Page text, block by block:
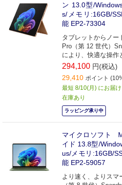
ン 13.0型/
s/メモリ:16GB/
能 EP2-73304
タブレットからノ
Pro（第 12 世代）
により、快適な操作
テリーで外出先でも
294,100 円(税込)
29,410 ポイント
最短 8/10(月) にお届け
在庫あり
ラッピング承り中
マイクロソフト
イド 13.8型/
us/メモリ:16GB/
能 EP2-59057
より速く、よりス